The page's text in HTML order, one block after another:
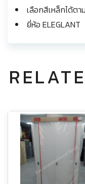
เลือกสีเหล็กได้ต
ยี่ห้อ ELEGLANT